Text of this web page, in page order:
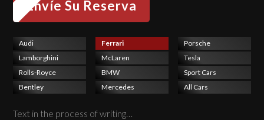
Audi
Lamborghini
Rolls-Royce
Bentley
Ferrari
McLaren
BMW
Mercedes
Porsche
Tesla
Sport Cars
All Cars
Text in the process of writing…